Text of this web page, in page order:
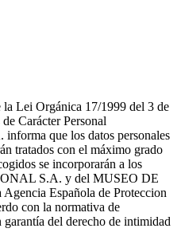
Lei Orgánica 17/1999 del 3 de
Carácter Personal
que los datos personales
tratados con el máximo grado
se incorporarán a los
S.A. y del MUSEO DE
Española de Proteccion
con la normativa de
del derecho de intimidad